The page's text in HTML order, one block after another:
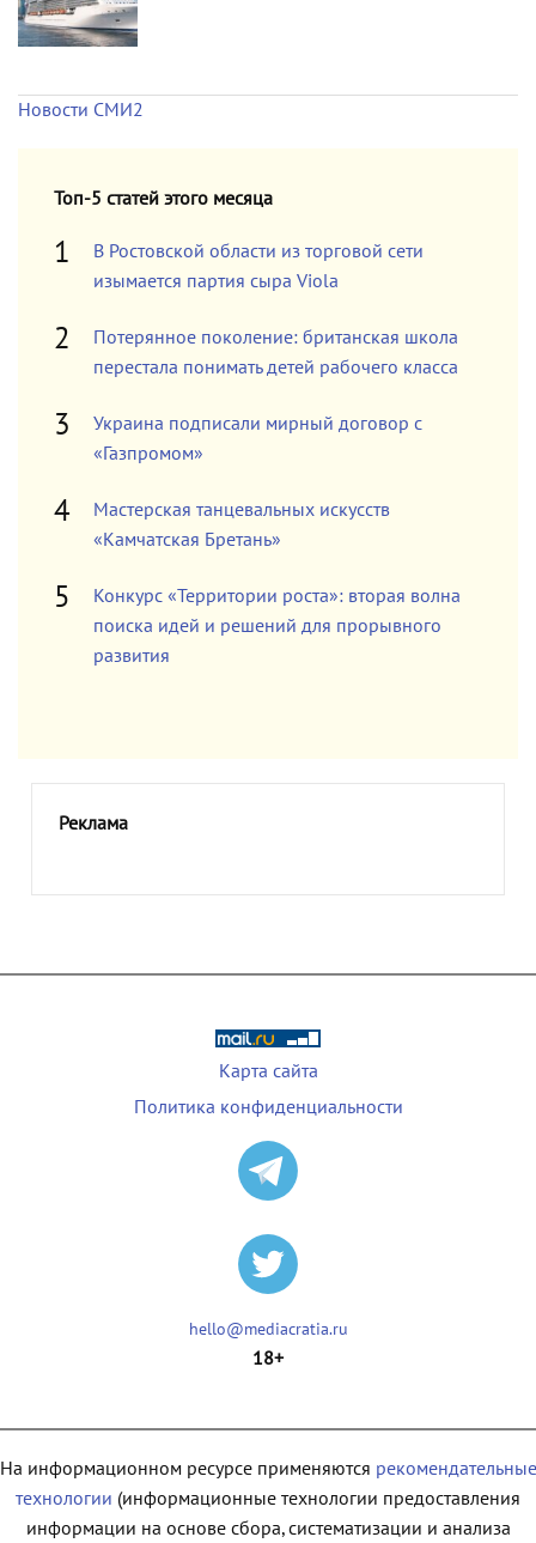
Новости СМИ2
Топ-5 статей этого месяца
В Ростовской области из торговой сети
изымается партия сыра Viola
Потерянное поколение: британская школа
перестала понимать детей рабочего класса
Украина подписали мирный договор с
«Газпромом»
Мастерская танцевальных искусств
«Камчатская Бретань»
Конкурс «Территории роста»: вторая волна
поиска идей и решений для прорывного
развития
Реклама
Карта сайта
Политика конфиденциальности
hello@mediacratia.ru
18+
На информационном ресурсе применяются рекомендательные
технологии (информационные технологии предоставления
информации на основе сбора, систематизации и анализа